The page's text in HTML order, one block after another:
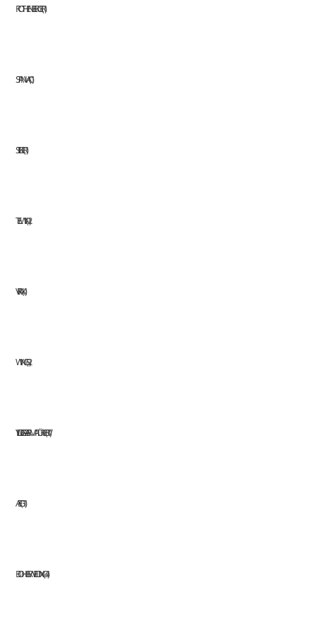
ROTHENBERGER1
STANVAC1
STILKER1
TELWIN2
VIRAX1
WINGS2
YILDIZ GAZ ARMATÜRLERI17
AEG11
BOHLER WELDING41